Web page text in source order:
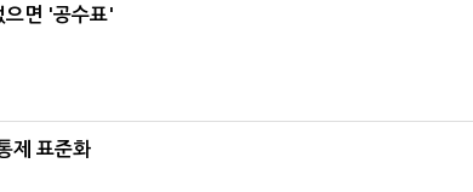
으면 '공수표'
제 표준화